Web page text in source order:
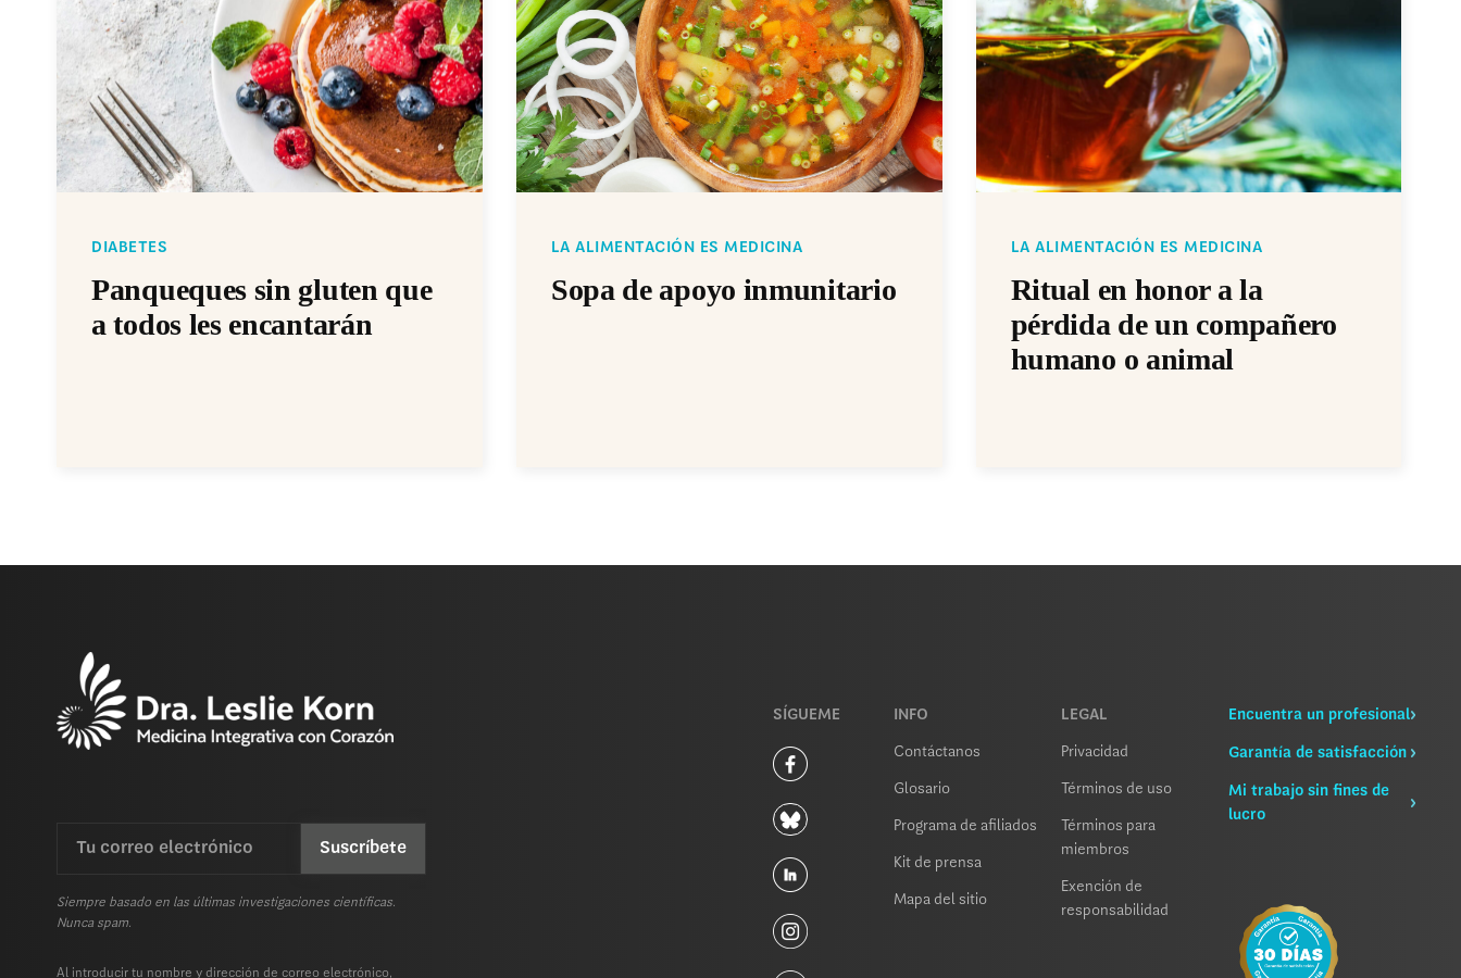
DIABETES
Panqueques sin gluten que
a todos les encantarán
LA ALIMENTACIÓN ES MEDICINA
Sopa de apoyo inmunitario
LA ALIMENTACIÓN ES MEDICINA
Ritual en honor a la
pérdida de un compañero
humano o animal
CAPTCHA
Siempre basado en las últimas investigaciones científicas.
Nunca spam.
Al introducir tu nombre y dirección de correo electrónico,
SÍGUEME INFO
Contáctanos
Glosario
Programa de afiliados
Kit de prensa
Mapa del sitio
LEGAL
Privacidad
Términos de uso
Términos para
miembros
Exención de
responsabilidad
Encuentra un profesional
Garantía de satisfacción
Mi trabajo sin fines de
lucro